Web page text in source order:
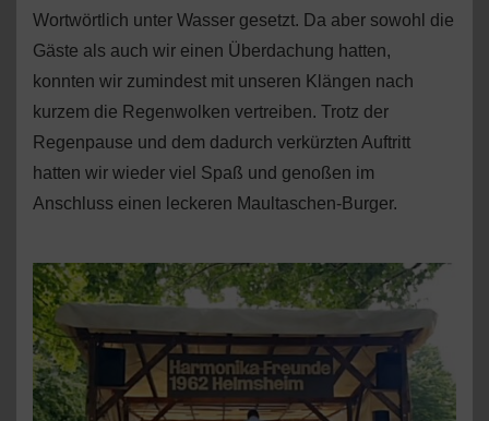
Wortwörtlich unter Wasser gesetzt. Da aber sowohl die
Gäste als auch wir einen Überdachung hatten,
konnten wir zumindest mit unseren Klängen nach
kurzem die Regenwolken vertreiben. Trotz der
Regenpause und dem dadurch verkürzten Auftritt
hatten wir wieder viel Spaß und genoßen im
Anschluss einen leckeren Maultaschen-Burger.